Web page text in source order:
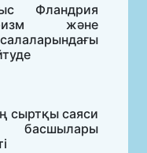
Фландрия
және
сыртқы саяси
басшылары